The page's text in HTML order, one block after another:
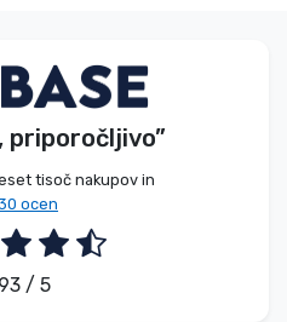
priporočljivo”
tisoč nakupov in
ocen
/ 5